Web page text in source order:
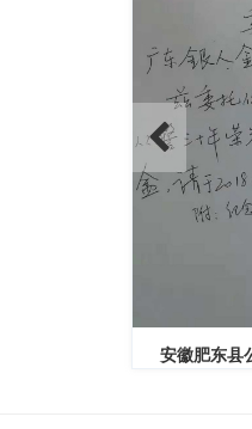
武警大连